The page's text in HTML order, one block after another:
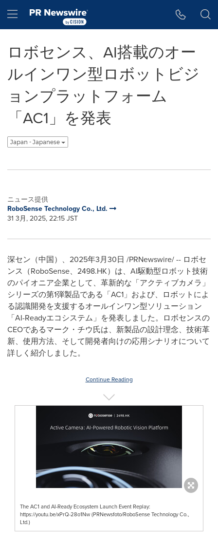
Hamburger menu
ロボセンス、AI搭載のオー
ルインワン型ロボットビジ
ョンプラットフォーム
「AC1」を発表
Japan - Japanese
ニュース提供
RoboSense Technology Co., Ltd.
31 3月, 2025, 22:15 JST
深セン（中国）、 2025年3月30日 /PRNewswire/ -- ロボセ
ンス（RoboSense、 2498.HK）は、 AI駆動型ロボット技術
のパイオニア企業として、革新的な「アクティブカメラ」
シリーズの第1弾製品である「AC1 」および、ロボットによ
る認識開発を支援するオールインワン型ソリューション
「AI-Readyエコシステム」を発表しました。ロボセンスの
CEOであるマーク・チウ氏は、新製品の設計理念、技術革
新、使用方法、そして開発者向けの応用シナリオについて
詳しく紹介しました。
Continue Reading
The AC1 and AI-Ready Ecosystem Launch Event Replay:
https://youtu.be/xPrQ-28o1Nw (PRNewsfoto/RoboSense Technology Co.,
Ltd.)